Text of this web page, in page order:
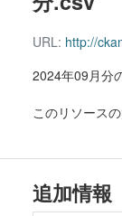
URL: http://ckan.onizuka.co.jp/
2024年09月分
このリソース
追加情報